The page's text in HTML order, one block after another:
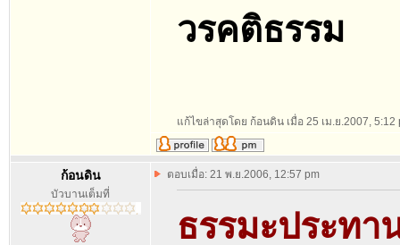
วรคติธรรม
แก้ไขล่าสุดโดย ก้อนดิน เมื่อ 25 เม.ย.2007, 5:12
ก้อนดิน
บัวบานเต็มที่
ตอบเมื่อ: 21 พ.ย.2006, 12:57 pm
ธรรมะประทา